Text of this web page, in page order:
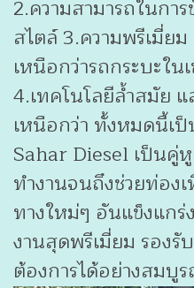
2.ความสามารถในก
สไตล์ 3.ความพรีเมี่ย
เหนือกว่ารถกระบะใ
4.เทคโนโลยีล้ำสมัย
เหนือกว่า ทั้งหมดนี้เ
Sahar Diesel เป็นคู่
ทำงานจนถึงช่วยท่อง
ทางใหม่ๆ อันแข็งแก
งานสุดพรีเมี่ยม รองรั
ต้องการได้อย่างสมบู